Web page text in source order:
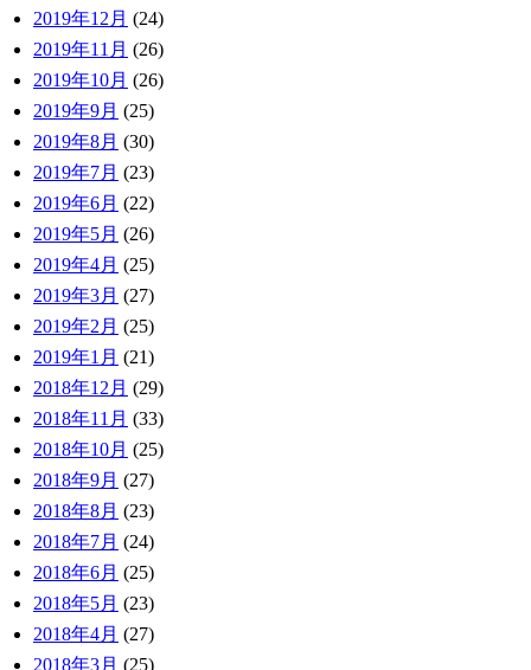
2019年12月 (24)
2019年11月 (26)
2019年10月 (26)
2019年9月 (25)
2019年8月 (30)
2019年7月 (23)
2019年6月 (22)
2019年5月 (26)
2019年4月 (25)
2019年3月 (27)
2019年2月 (25)
2019年1月 (21)
2018年12月 (29)
2018年11月 (33)
2018年10月 (25)
2018年9月 (27)
2018年8月 (23)
2018年7月 (24)
2018年6月 (25)
2018年5月 (23)
2018年4月 (27)
2018年3月 (25)